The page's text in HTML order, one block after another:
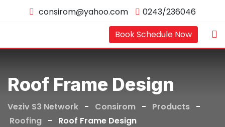
consirom@yahoo.com
0243/236046
Book Schedule Now
Roof Frame Design
Veziv S3 Network - Consirom - Products -
Roofing - Roof Frame Design